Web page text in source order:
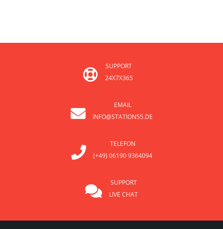
SUPPORT
24X7X365
EMAIL
INFO@STATION55.DE
TELEFON
(+49) 06190 9364094
SUPPORT
LIVE CHAT